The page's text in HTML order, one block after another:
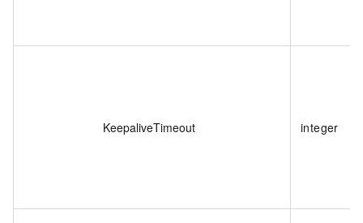
KeepaliveTimeout integer